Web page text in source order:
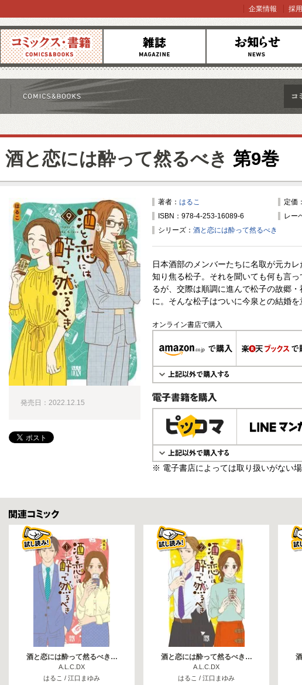
コミックス 雑誌 お知らせ
企業情報 採
酒と恋には酔って然るべき 第9巻
著者： はるこ
定価
ISBN：978-4-253-16089-6
レー
シリーズ： 酒と恋には酔って然るべき
日本酒部のメンバーたちに名取が元カ
知り焦る松子。それを聞いても何も言
るが、交際は順調に進んで松子の故郷
に。そんな松子はついに今泉との結婚
オンライン書店で購入
電子書籍で購入
※ 電子書店によっては取り扱いがない
発売日：2022.12.15
関連コミックス
酒と恋には酔って然るべき…
A.L.C.DX
はるこ / 江口まゆみ
酒と恋には酔って然るべき…
A.L.C.DX
はるこ / 江口まゆみ